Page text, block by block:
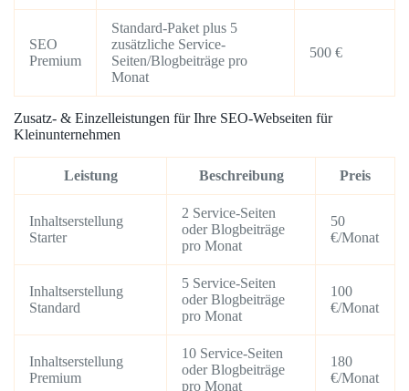
SEO
Premium
Standard-Paket plus 5
zusätzliche Service-
Seiten/Blogbeiträge pro
Monat
500 €
Zusatz- & Einzelleistungen für Ihre SEO-Webseiten für
Kleinunternehmen
Leistung Beschreibung Preis
Inhaltserstellung
Starter
2 Service-Seiten
oder Blogbeiträge
pro Monat
50
€/Monat
Inhaltserstellung
Standard
5 Service-Seiten
oder Blogbeiträge
pro Monat
100
€/Monat
Inhaltserstellung
Premium
10 Service-Seiten
oder Blogbeiträge
pro Monat
180
€/Monat